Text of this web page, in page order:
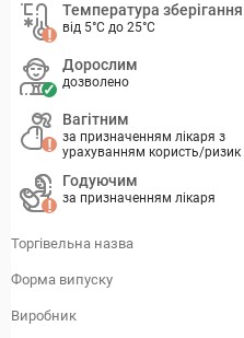
Температура зберігання
від 5°C до 25°C
Дорослим
дозволено
Вагітним
за призначенням лікаря з
урахуванням користь/ризик
Годуючим
за призначенням лікаря
Торгівельна назва
Форма випуску
Виробник